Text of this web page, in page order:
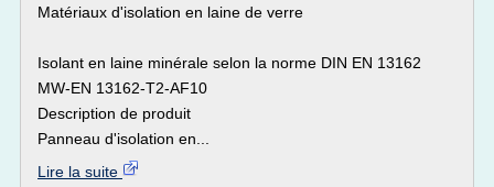
Matériaux d'isolation en laine de verre
Isolant en laine minérale selon la norme DIN EN 13162
MW-EN 13162-T2-AF10
Description de produit
Panneau d'isolation en...
Lire la suite